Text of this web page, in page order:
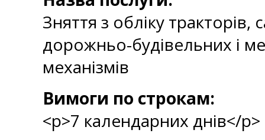
Зняття з обліку
дорожньо-будівельних і
механізмів
Вимоги по строкам:
<p>7 календарних днів</p>